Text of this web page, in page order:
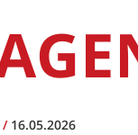
/ 16.05.2026